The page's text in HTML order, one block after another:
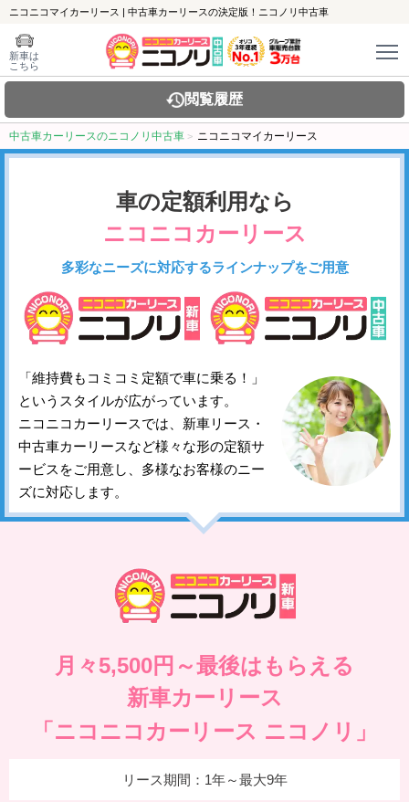
ニコニコマイカーリース | 中古車カーリースの決定版！ニコノリ中古車
新車は
こちら
閲覧履歴
中古車カーリースのニコノリ中古車 ニコニコマイカーリース
車の定額利用なら
ニコニコカーリース
多彩なニーズに対応するラインナップをご用意
「維持費もコミコミ定額で車に乗る！」
というスタイルが広がっています。
ニコニコカーリースでは、新車リース・
中古車カーリースなど様々な形の定額サ
ービスをご用意し、多様なお客様のニー
ズに対応します。
月々5,500円～最後はもらえる
新車カーリース
「ニコニコカーリース ニコノリ」
リース期間：1年～最大9年